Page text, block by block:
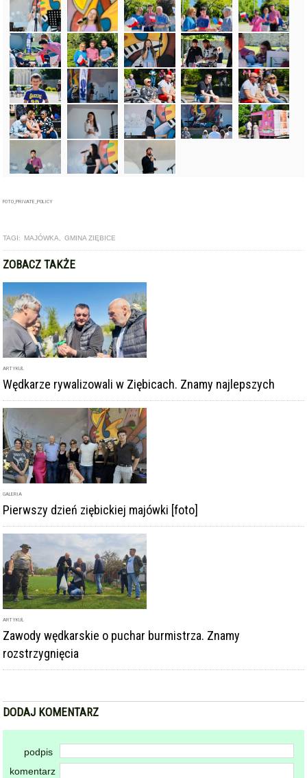
FOTO_PRIVATE_POLICY
TAGI: MAJÓWKA, GMINA ZIĘBICE
ZOBACZ TAKŻE
ARTYKUŁ
Wędkarze rywalizowali w Ziębicach. Znamy najlepszych
GALERIA
Pierwszy dzień ziębickiej majówki [foto]
ARTYKUŁ
Zawody wędkarskie o puchar burmistrza. Znamy
rozstrzygnięcia
DODAJ KOMENTARZ
podpis
komentarz